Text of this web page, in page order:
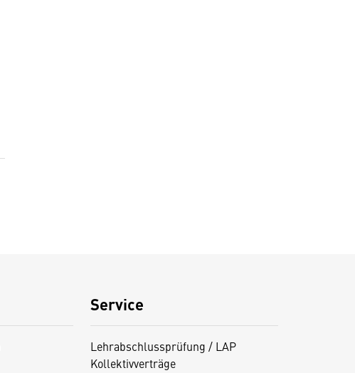
Service
Lehrabschlussprüfung / LAP
Kollektivverträge